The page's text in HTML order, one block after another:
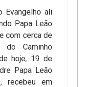
Evangelho ali
Papa Leão
com cerca de
do Caminho
hoje, 19 de
Papa Leão
recebeu em